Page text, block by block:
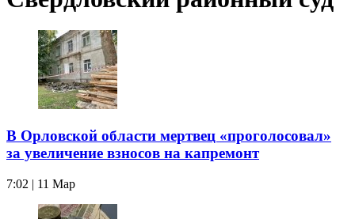
В Орловской области мертвец «проголосовал»
за увеличение взносов на капремонт
7:02 | 11 Мар